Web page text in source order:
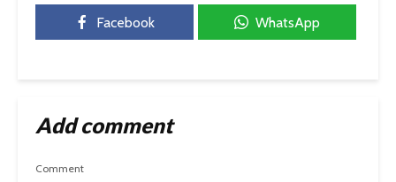
Facebook WhatsApp
Add comment
Comment